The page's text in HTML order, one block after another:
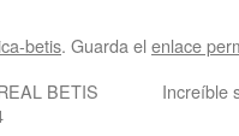
betis. Guarda el enlace
BETIS
Increíble